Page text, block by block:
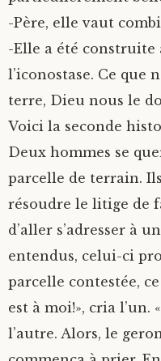
-Père, elle vaut
-Elle a été construite
l’iconostase. Ce que
terre, Dieu nous le
Voici la seconde
Deux hommes se
parcelle de terrain.
résoudre le litige de
d’aller s’adresser à
entendus, celui-ci
parcelle contestée,
est à moi!», cria l’un.
l’autre. Alors, le